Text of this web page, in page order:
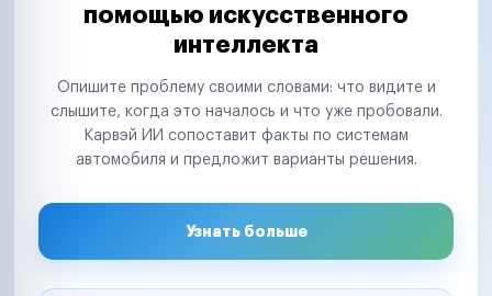
помощью искусственного
интеллекта
Опишите проблему своими словами: что видите и
слышите, когда это началось и что уже пробовали.
Карвэй ИИ сопоставит факты по системам
автомобиля и предложит варианты решения.
Узнать больше